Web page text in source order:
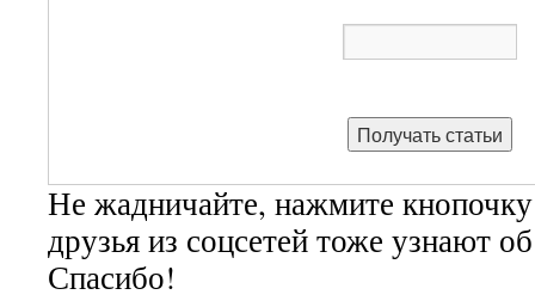
Не жадничайте, нажмите
друзья из соцсетей тоже узнают
Спасибо!